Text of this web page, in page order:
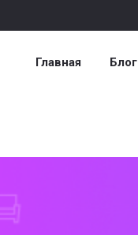
Главная Блог